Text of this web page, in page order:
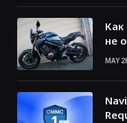
Как
не
MAY